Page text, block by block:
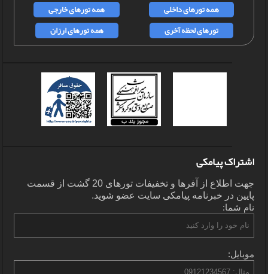
همه تورهای داخلی
همه تورهای خارجی
تورهای لحظه آخری
همه تورهای ارزان
اشتراک پیامکی
جهت اطلاع از آفرها و تخفیفات تورهای 20 گشت از قسمت
پایین در خبرنامه پیامکی سایت عضو شوید.
نام شما:
موبایل: